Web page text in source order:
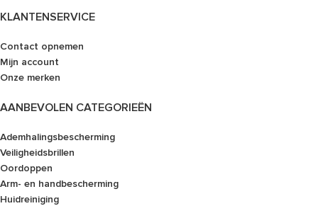
KLANTENSERVICE
Contact opnemen
Mijn account
Onze merken
AANBEVOLEN CATEGORIEËN
Ademhalingsbescherming
Veiligheidsbrillen
Oordoppen
Arm- en handbescherming
Huidreiniging